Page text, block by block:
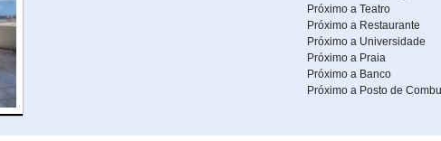
Próximo a Teatro
Próximo a Restaurante
Próximo a Universidade
Próximo a Praia
Próximo a Banco
Próximo a Posto de